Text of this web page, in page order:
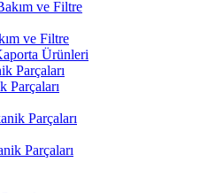
ve Filtre
ve Filtre
Ürünleri
Parçaları
Parçaları
Parçaları
Parçaları